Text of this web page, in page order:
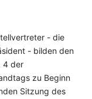
- die
- bilden den
4 der
zu Beginn
Sitzung des